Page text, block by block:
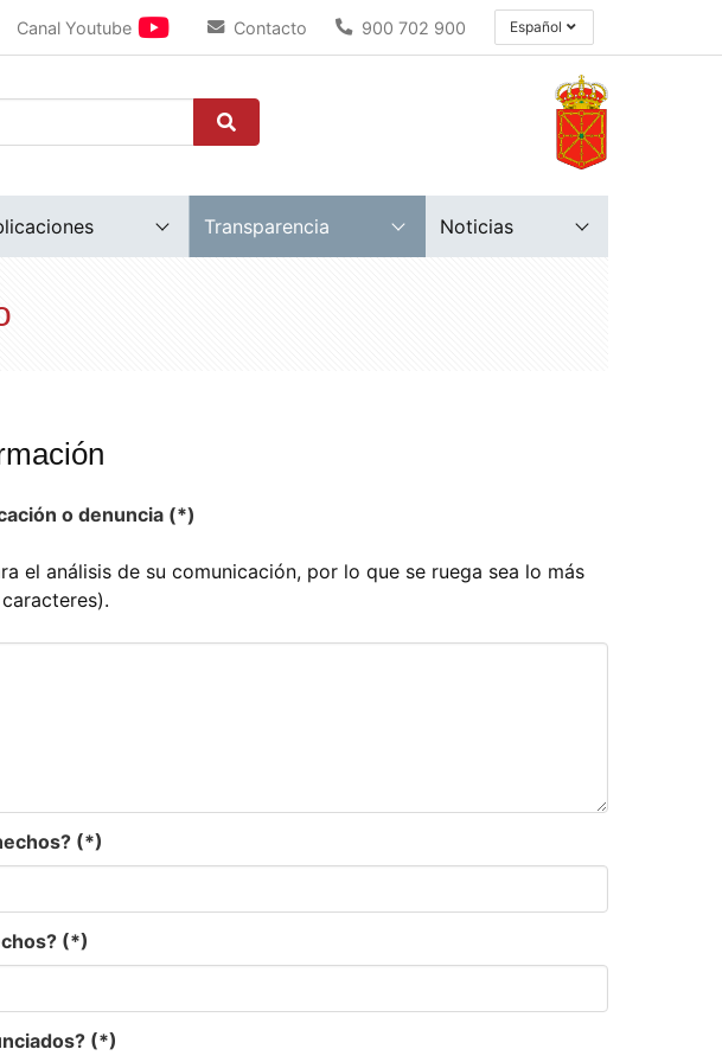
Canal Youtube Contacto 900 702 900 Español
Transparencia Noticias
o denuncia (*)
el análisis de su comunicación, por lo que se ruega sea lo más
(*)
(*)
(*)